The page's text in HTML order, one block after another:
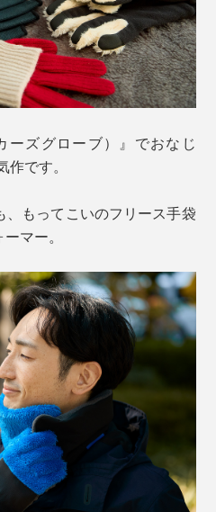
ーズグローブ）』でおなじ
です。
もってこいのフリース手袋
マー。